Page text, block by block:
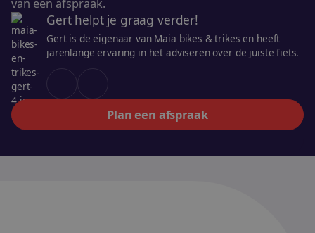
van een afspraak.
Gert helpt je graag verder!
Gert is de eigenaar van Maia bikes & trikes en heeft
jarenlange ervaring in het adviseren over de juiste fiets.
Plan een afspraak